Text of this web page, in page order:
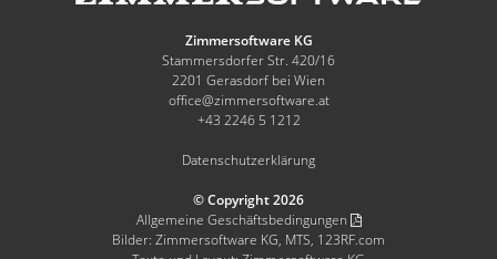
Zimmersoftware KG
Stammersdorfer Str. 420/16
2201 Gerasdorf bei Wien
office@zimmersoftware.at
+43 2246 5 1212
Datenschutzerklärung
© Copyright 2026
Allgemeine Geschäftsbedingungen
Bilder: Zimmersoftware KG, MTS, 123RF.com